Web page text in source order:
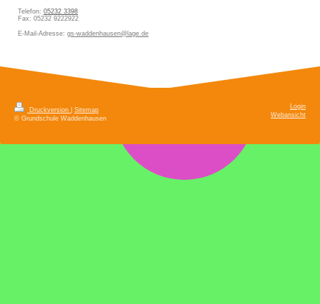
Telefon: 05232 3398
Fax: 05232 9222922
E-Mail-Adresse: gs-waddenhausen@lage.de
Druckversion
Sitemap
© Grundschule Waddenhausen
Login
Webansicht